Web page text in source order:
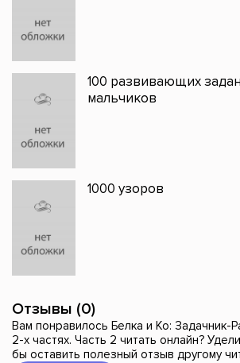
100 развивающих
мальчиков
1000 узоров
Отзывы (0)
Вам понравилось Белка и Ко: Задачник-
2-х частях. Часть 2 читать онлайн?
бы оставить полезный отзыв другому